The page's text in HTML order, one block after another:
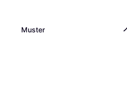
Muster